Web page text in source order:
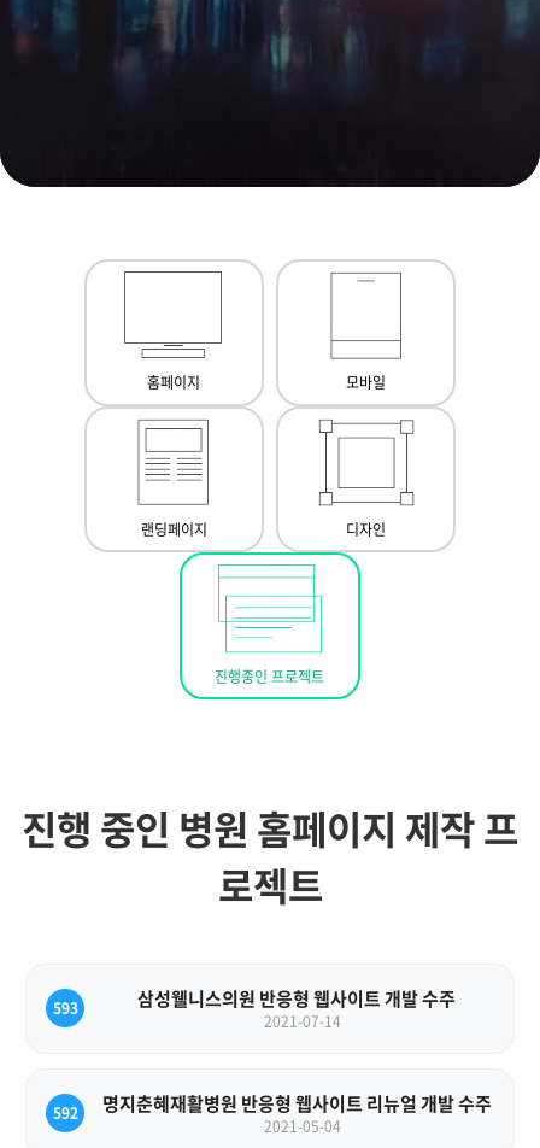
홈페이지 모바일
랜딩페이지 디자인
진행중인 프로젝트
진행 중인 병원 홈페이지 제작 프
로젝트
593 삼성웰니스의원 반응형 웹사이트 개발 수주
2021-07-14
592 명지춘혜재활병원 반응형 웹사이트 리뉴얼 개발 수주
2021-05-04